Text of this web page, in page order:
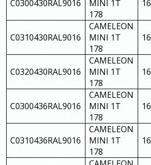
C0300430RAL9016
MINI 1T
178
16
C0310430RAL9016
CAMELEON
MINI 1T
178
16
C0320430RAL9016
CAMELEON
MINI 1T
178
16
C0300436RAL9016
CAMELEON
MINI 1T
178
16
C0310436RAL9016
CAMELEON
MINI 1T
178
16